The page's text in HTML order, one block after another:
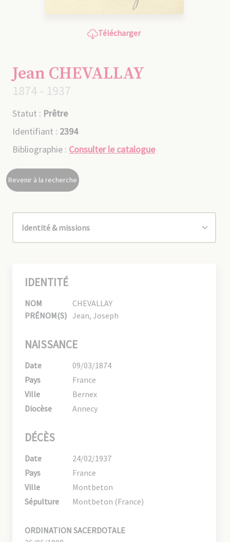
Télécharger
Jean CHEVALLAY
1874 - 1937
Statut : Prêtre
Identifiant : 2394
Bibliographie : Consulter le catalogue
Revenir à la recherche
IDENTITÉ
NOM
CHEVALLAY
PRÉNOM(S) Jean, Joseph
NAISSANCE
Date
09/03/1874
Pays
France
Ville
Bernex
Diocèse
Annecy
DÉCÈS
Date
24/02/1937
Pays
France
Ville
Montbeton
Sépulture
Montbeton (France)
ORDINATION SACERDOTALE